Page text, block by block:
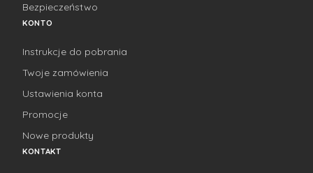
Bezpieczeństwo
KONTO
Instrukcje do pobrania
Twoje zamówienia
Ustawienia konta
Promocje
Nowe produkty
KONTAKT